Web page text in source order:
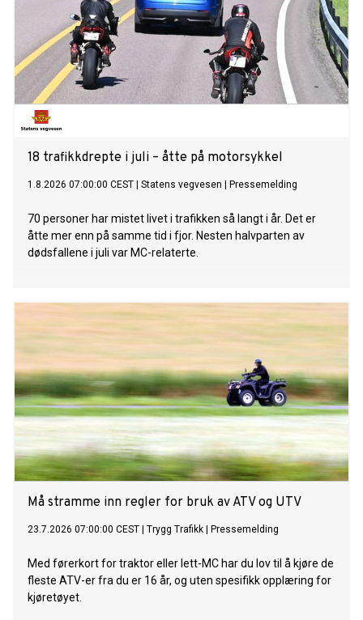
18 trafikkdrepte i juli – åtte på motorsykkel
1.8.2026 07:00:00 CEST Statens vegvesen Pressemelding
70 personer har mistet livet i trafikken så langt i år. Det er
åtte mer enn på samme tid i fjor. Nesten halvparten av
dødsfallene i juli var MC-relaterte.
Må stramme inn regler for bruk av ATV og UTV
23.7.2026 07:00:00 CEST Trygg Trafikk Pressemelding
Med førerkort for traktor eller lett-MC har du lov til å kjøre de
fleste ATV-er fra du er 16 år, og uten spesifikk opplæring for
kjøretøyet.